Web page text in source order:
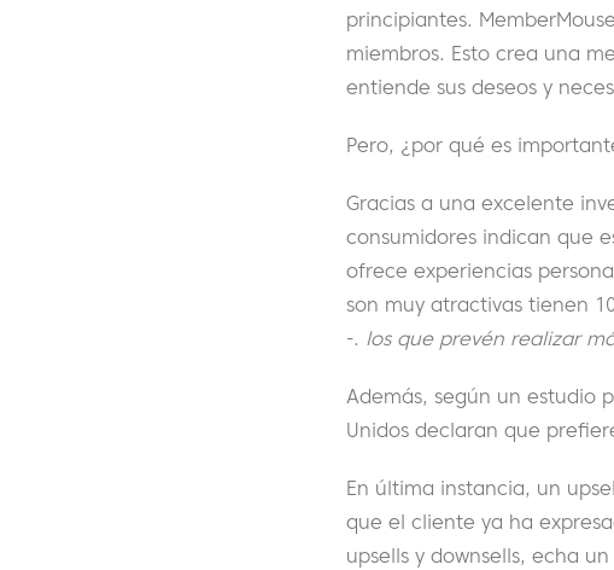
principiantes.
miembros. Esto crea una
entiende sus deseos y
Pero, ¿por qué es
Gracias a una excelente
consumidores indican que
ofrece experiencias
son muy atractivas tienen
-. los que prevén realizar
Además, según un estudio
Unidos declaran que
En última instancia, un
que el cliente ya ha
upsells y downsells, echa